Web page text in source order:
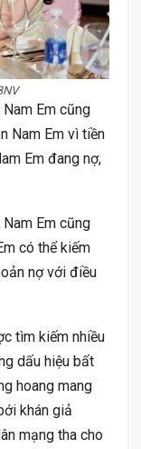
Em cũng
Nam Em vì tiền
Em đang nợ,
Em cũng
có thể kiếm
nợ với điều
tìm kiếm nhiều
dấu hiệu bất
hoang mang
khán giả
mạng tha cho